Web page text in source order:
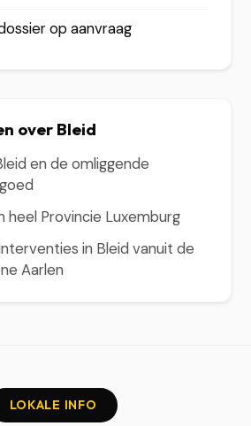
op aanvraag
over Bleid
en de omliggende
heel Provincie Luxemburg
in Bleid vanuit de
Aarlen
LOKALE INFO